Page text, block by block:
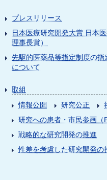
プレスリリース
日本医療研究開発大賞 日本
理事長賞）
先駆的医薬品等指定制度の
について
取組
情報公開
研究公正
研究への患者・市民参画（
戦略的な研究開発の推進
性差を考慮した研究開発の